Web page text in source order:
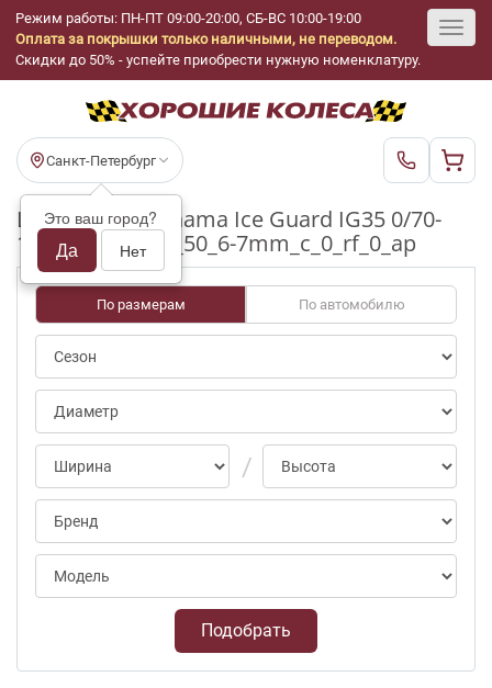
Режим работы: ПН-ПТ 09:00-20:00, СБ-ВС 10:00-19:00
Оплата за покрышки только наличными, не переводом.
Скидки до 50% - успейте приобрести нужную номенклатуру.
Санкт-Петербург
Это ваш город?
Да Нет
Шины бу Yokohama Ice Guard IG35 0/70-
100pct R17_225_50_6-7mm_c_0_rf_0_ap
По размерам По автомобилю
Подобрать